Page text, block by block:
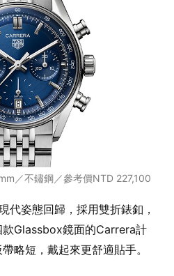
／不鏽鋼／參考價NTD 227,100
代姿態回歸，採用雙折錶釦，
Glassbox鏡面的Carrera計
略短，戴起來更舒適貼手。